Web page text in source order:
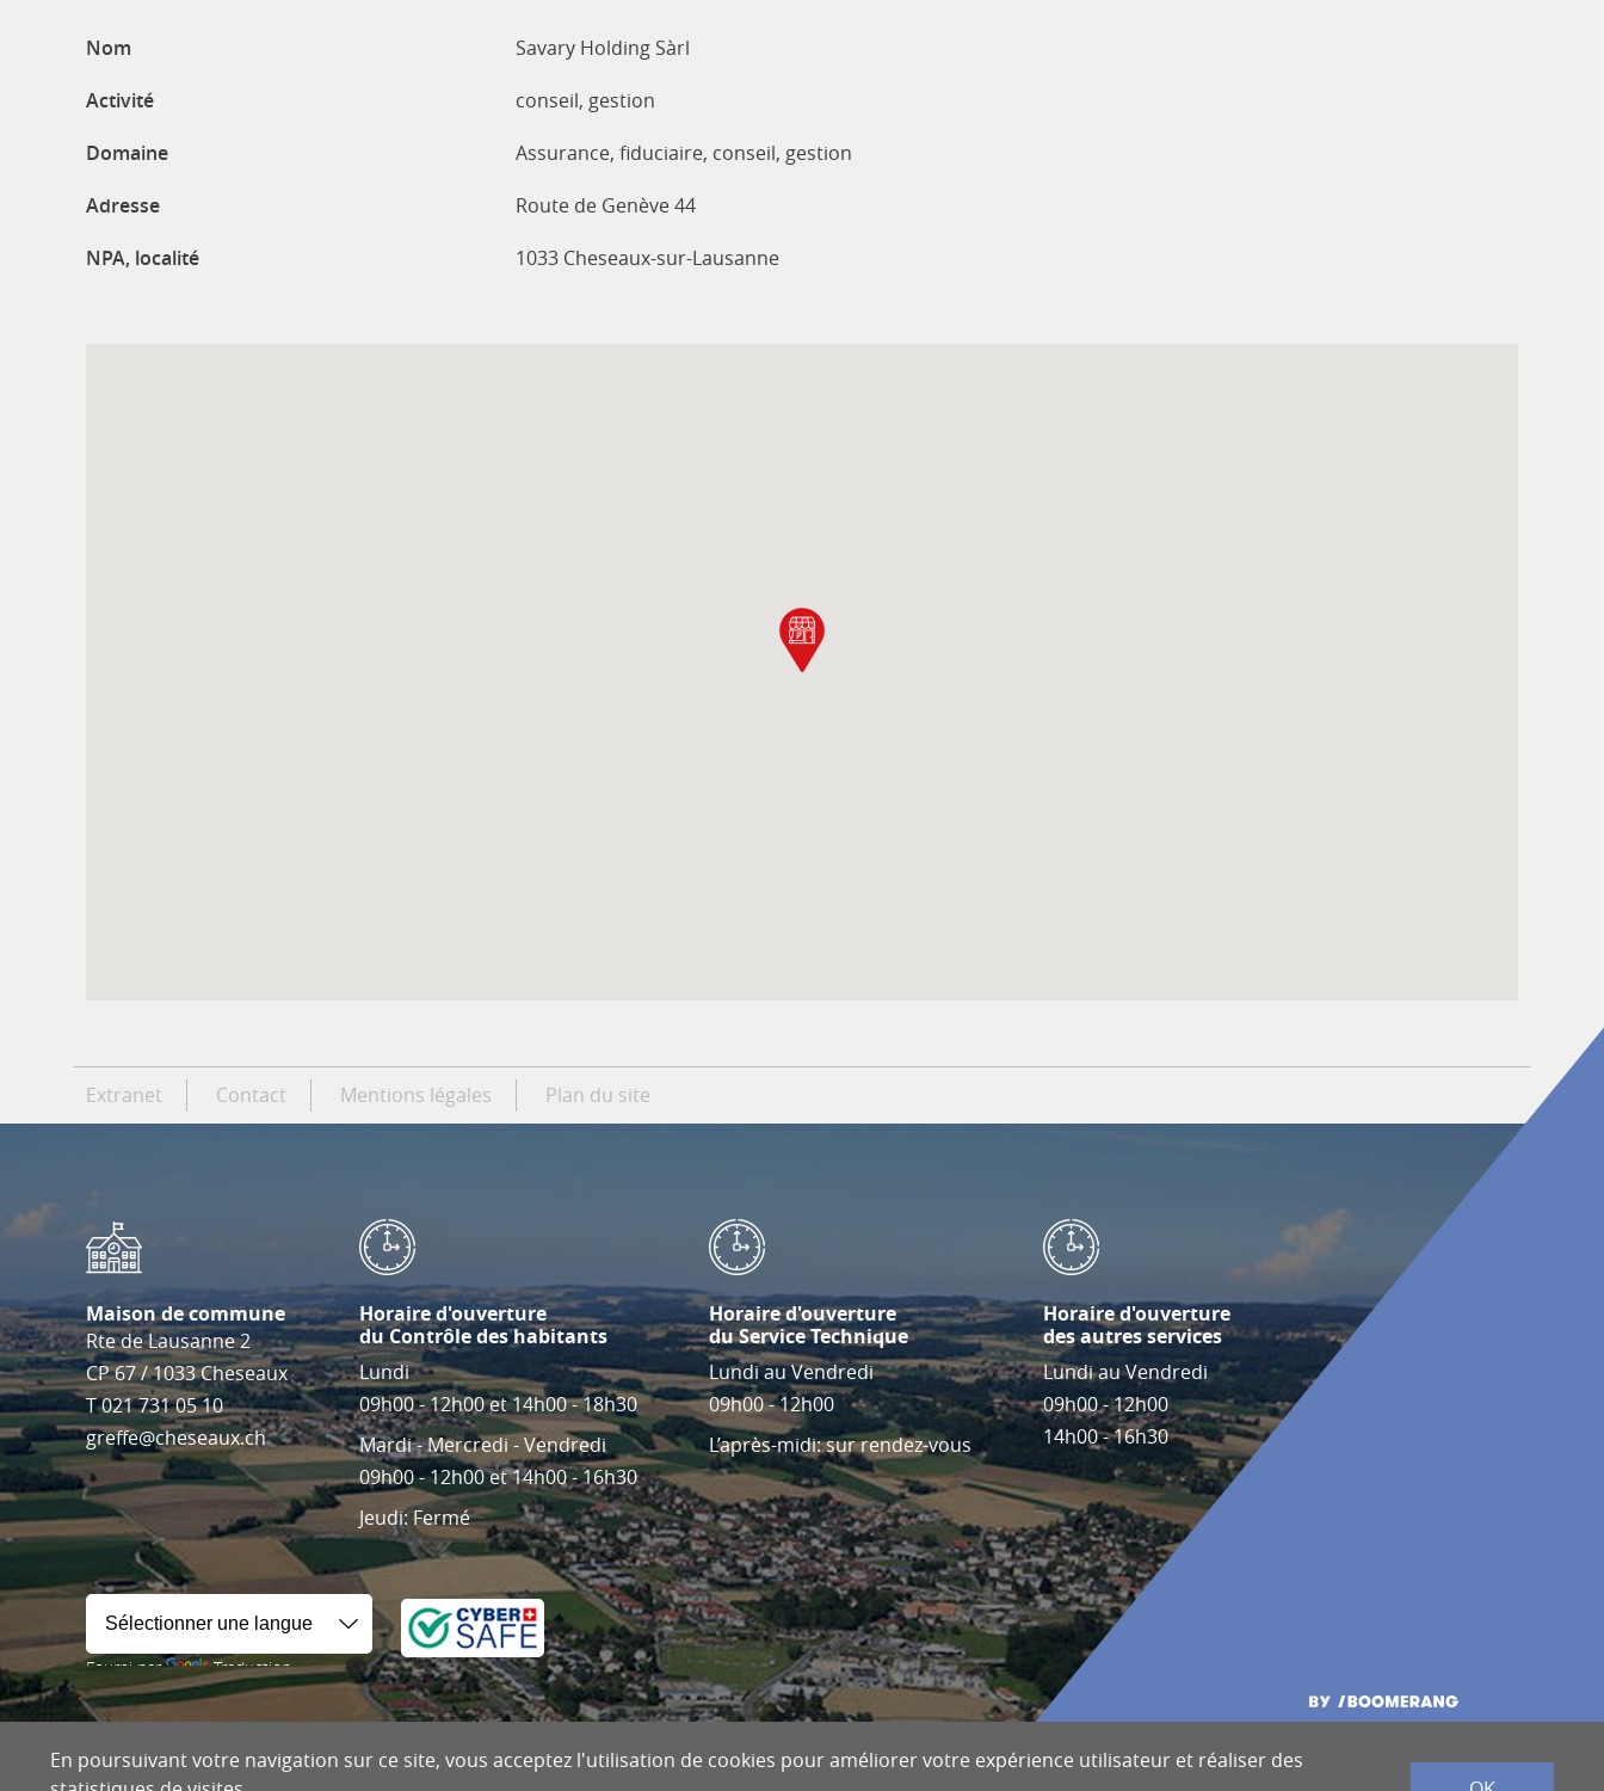
Nom
Savary Holding Sàrl
Activité
conseil, gestion
Domaine
Assurance, fiduciaire, conseil, gestion
Adresse
Route de Genève 44
NPA, localité
1033 Cheseaux-sur-Lausanne
Extranet Contact Mentions légales Plan du site
Maison de commune
Rte de Lausanne 2
CP 67/1033Cheseaux
T021 731 05 10
greffe@cheseaux.ch
Horaire d'ouverture
du Contrôle des habitants
Lundi
09h00 - 12h00 et 14h00 - 18h30
Mardi - Mercredi - Vendredi
09h00 - 12h00 et 14h00 - 16h30
Jeudi: Fermé
Horaire d'ouverture
du Service Technique
Lundi au Vendredi
09h00 - 12h00
L’après-midi: sur rendez-vous
Horaire d'ouverture
des autres services
Lundi au Vendredi
09h00 - 12h00
14h00 - 16h30
Fourni par Traduction
En poursuivant votre navigation sur ce site, vous acceptez l'utilisation de cookies pour améliorer votre expérience utilisateur et réaliser des